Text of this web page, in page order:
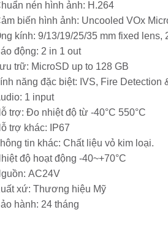
–
Đức
Hòa,
Long
An:
Bảo
Vệ
An
Ninh
Cho
Cộng
Đồng
nén hình ảnh: H.264
biến hình ảnh: Uncooled VOx
kính: 9/13/19/25/35 mm fixed lens,
động: 2 in 1 out
trữ: MicroSD up to 128 GB
năng đặc biệt: IVS, Fire Detection
1 input
trợ: Đo nhiệt độ từ -40°C 550°C
trợ khác: IP67
tin khác: Chất liệu vỏ kim loại.
độ hoạt động -40~+70°C
AC24V
xứ: Thương hiệu Mỹ
hành: 24 tháng